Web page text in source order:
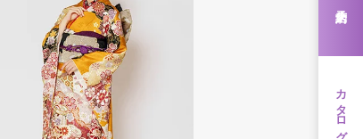
カタログ請求